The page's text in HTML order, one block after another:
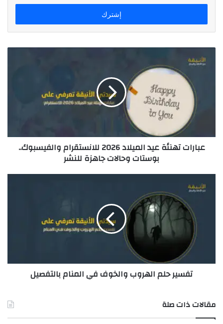
خ
ب
ي
د
ك
و
ي
عبارات تهنئة عيد الميلاد 2026 للانستقرام والفيسبوك..
بوستات وحالات جاهزة للنشر
تفسير حلم الهروب والخوف في المنام بالتفصيل
مقالات ذات صلة